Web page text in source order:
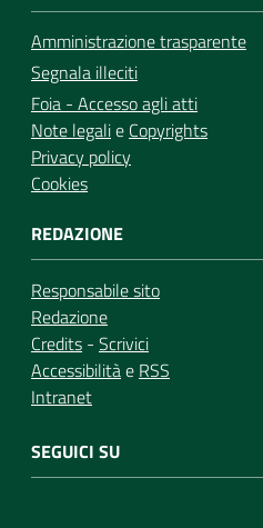
Amministrazione trasparente
Segnala illeciti
Foia - Accesso agli atti
Note legalie Copyrights
Privacy policy
Cookies
REDAZIONE
Responsabile sito
Redazione
Credits - Scrivici
Accessibilitàe RSS
Intranet
SEGUICI SU